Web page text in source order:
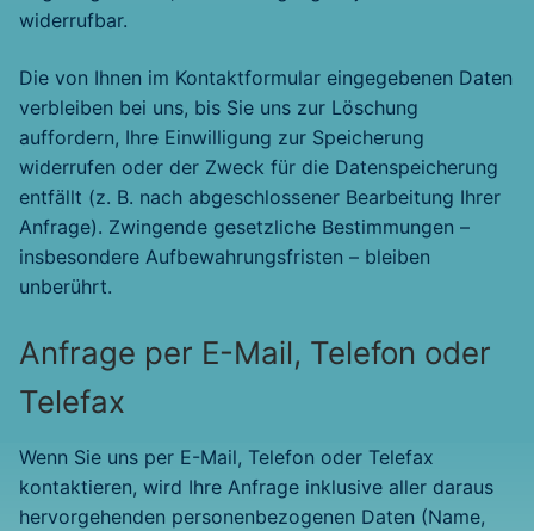
widerrufbar.
Die von Ihnen im Kontaktformular eingegebenen Daten
verbleiben bei uns, bis Sie uns zur Löschung
auffordern, Ihre Einwilligung zur Speicherung
widerrufen oder der Zweck für die Datenspeicherung
entfällt (z. B. nach abgeschlossener Bearbeitung Ihrer
Anfrage). Zwingende gesetzliche Bestimmungen –
insbesondere Aufbewahrungsfristen – bleiben
unberührt.
Anfrage per E-Mail, Telefon oder
Telefax
Wenn Sie uns per E-Mail, Telefon oder Telefax
kontaktieren, wird Ihre Anfrage inklusive aller daraus
hervorgehenden personenbezogenen Daten (Name,